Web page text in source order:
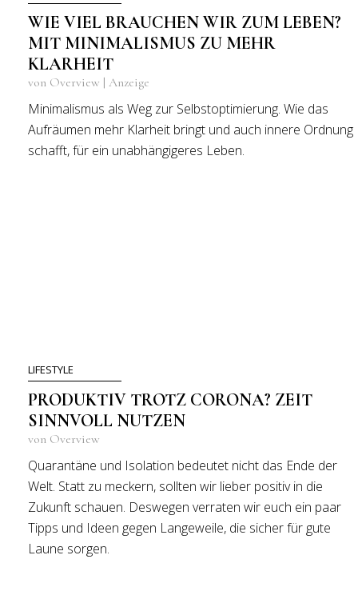
WIE VIEL BRAUCHEN WIR ZUM LEBEN?
MIT MINIMALISMUS ZU MEHR
KLARHEIT
von Overview | Anzeige
Minimalismus als Weg zur Selbstoptimierung. Wie das
Aufräumen mehr Klarheit bringt und auch innere Ordnung
schafft, für ein unabhängigeres Leben.
LIFESTYLE
PRODUKTIV TROTZ CORONA? ZEIT
SINNVOLL NUTZEN
von Overview
Quarantäne und Isolation bedeutet nicht das Ende der
Welt. Statt zu meckern, sollten wir lieber positiv in die
Zukunft schauen. Deswegen verraten wir euch ein paar
Tipps und Ideen gegen Langeweile, die sicher für gute
Laune sorgen.